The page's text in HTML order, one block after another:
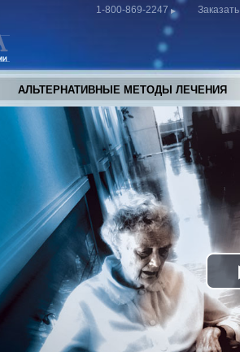
1-800-869-2247 Заказать
АЛЬТЕРНАТИВНЫЕ МЕТОДЫ ЛЕЧЕНИЯ